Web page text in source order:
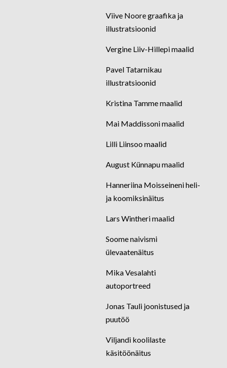
Viive Noore graafika ja
illustratsioonid
Vergine Liiv-Hillepi maalid
Pavel Tatarnikau
illustratsioonid
Kristina Tamme maalid
Mai Maddissoni maalid
Lilli Liinsoo maalid
August Künnapu maalid
Hanneriina Moisseineni heli-
ja koomiksinäitus
Lars Wintheri maalid
Soome naivismi
ülevaatenäitus
Mika Vesalahti
autoportreed
Jonas Tauli joonistused ja
puutöö
Viljandi koolilaste
käsitöönäitus